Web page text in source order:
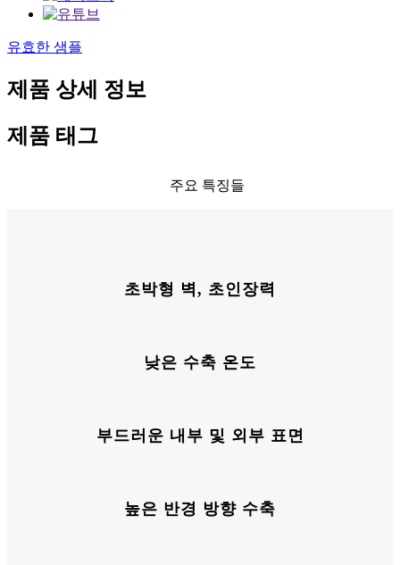
유효한 샘플
제품 상세 정보
제품 태그
주요 특징들
초박형 벽, 초인장력
낮은 수축 온도
부드러운 내부 및 외부 표면
높은 반경 방향 수축